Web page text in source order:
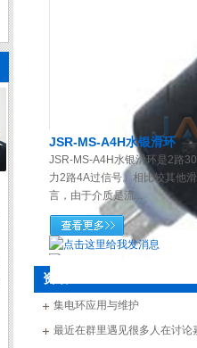
JSR-MS-A4H水银滑环
JSR-MS-A4H水银滑环是2路
力2路4A过信号。相比较其他
言，由于介质是流...
资讯
集电环应用与维护
最近在群里遇见很多人在讨论